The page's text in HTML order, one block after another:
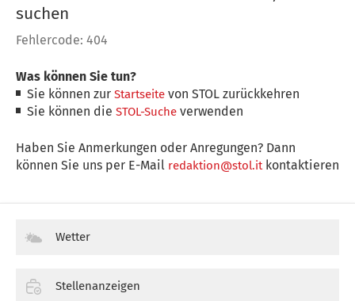
suchen
Fehlercode: 404
Was können Sie tun?
Sie können zurStartseite von STOL zurückkehren
Sie können dieSTOL-Suche verwenden
Haben Sie Anmerkungen oder Anregungen? Dann
können Sie uns per E-Mail redaktion@stol.itkontaktieren
Wetter
Stellenanzeigen